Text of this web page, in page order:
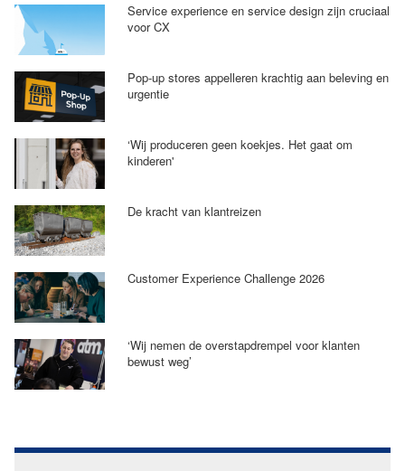
Service experience en service design zijn cruciaal
voor CX
Pop-up stores appelleren krachtig aan beleving en
urgentie
‘Wij produceren geen koekjes. Het gaat om
kinderen'
De kracht van klantreizen
Customer Experience Challenge 2026
‘Wij nemen de overstapdrempel voor klanten
bewust weg’